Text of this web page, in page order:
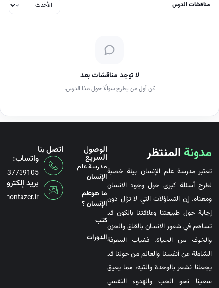
مناقشات الدرس
لا توجد مناقشات بعد
كن أول من يطرح سؤالًا حول هذا الدرس.
مدونة المنتظر
تعتبر مدرسة علم الإنسان بيئة خصبة
لطرح أسئلة كبرى حول وجود الإنسان
ومعناه. إن التساؤلات التي لا تزال دون
إجابة حول طبيعتنا وعلاقتنا بالكون قد
تساهم في شعور الإنسان بالقلق والحزن
والخوف من الحياة. فغياب المعرفة
الشاملة عن أنفسنا والعالم من حولنا قد
يجعلنا نشعر بالوحدة والتيه، مما يعيق
سعينا نحو الحب والهدوء النفسي
الوصول
السريع
مدرسة علم
الإنسان
ما هوعلم
الإنسان ؟
کتب
الدورات
اتصل بنا
واتساب:
بريد